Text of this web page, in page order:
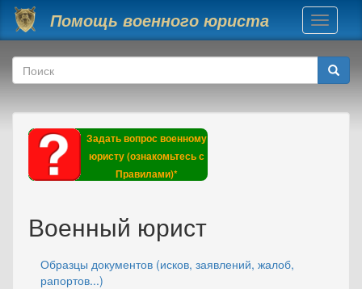
Перейти к основному содержанию
Помощь военного юриста
Toggle
Форма поиска
Поиск
Задать вопрос военному
юристу (ознакомьтесь с
Правилами)*
Военный юрист
Образцы документов (исков, заявлений, жалоб,
рапортов...)